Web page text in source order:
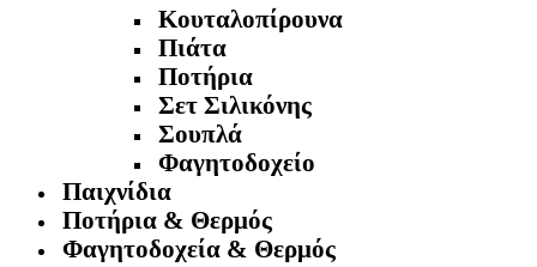
Κουταλοπίρουνα
Πιάτα
Ποτήρια
Σετ Σιλικόνης
Σουπλά
Φαγητοδοχείο
Παιχνίδια
Ποτήρια & Θερμός
Φαγητοδοχεία & Θερμός